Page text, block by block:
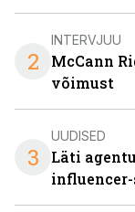
2
INTERVJUU
McCann
võimust
3
UUDISED
Läti